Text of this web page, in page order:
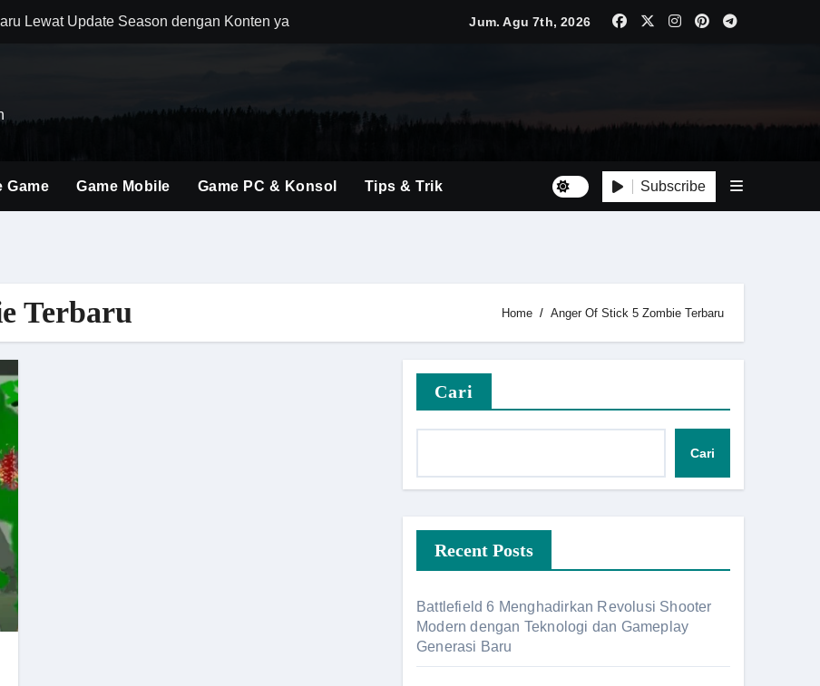
Lewat Update Season dengan Konten yang Lebih Segar
Berkat Pembaruan Gameplay dan Karakter Berkualitas
Shooter Modern dengan Dunia Pertempuran yang Lebih Luas
Material Monster Hunter Wilds dengan Teknik Gameplay Tepat
Terbaru untuk Mendominasi Setiap Pertandingan
Jum. Agu 7th, 2026
Game Game Mobile Game PC & Konsol Tips & Trik Subscribe
Terbaru Home Anger Of Stick 5 Zombie Terbaru
Cari
Cari
Recent Posts
Battlefield 6 Menghadirkan Revolusi Shooter
Modern dengan Teknologi dan Gameplay
Generasi Baru